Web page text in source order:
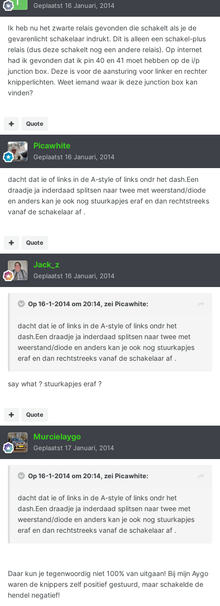
Geplaatst 16 Januari, 2014
Ik heb nu het zwarte relais gevonden die schakelt als je de
gevarenlicht schakelaar indrukt. Dit is alleen een schakel-plus
relais (dus deze schakelt nog een andere relais). Op internet
had ik gevonden dat ik pin 40 en 41 moet hebben op de i/p
junction box. Deze is voor de aansturing voor linker en rechter
knipperlichten. Weet iemand waar ik deze junction box kan
vinden?
Quote
Picawhite
Geplaatst 16 Januari, 2014
dacht dat ie of links in de A-style of links ondr het dash.Een
draadje ja inderdaad splitsen naar twee met weerstand/diode
en anders kan je ook nog stuurkapjes eraf en dan rechtstreeks
vanaf de schakelaar af .
Quote
Jack_z
Geplaatst 16 Januari, 2014
Op 16-1-2014 om 20:14, zei Picawhite:
dacht dat ie of links in de A-style of links ondr het
dash.Een draadje ja inderdaad splitsen naar twee met
weerstand/diode en anders kan je ook nog stuurkapjes
eraf en dan rechtstreeks vanaf de schakelaar af .
say what ? stuurkapjes eraf ?
Quote
Murcielaygo
Geplaatst 17 Januari, 2014
Op 16-1-2014 om 20:14, zei Picawhite:
dacht dat ie of links in de A-style of links ondr het
dash.Een draadje ja inderdaad splitsen naar twee met
weerstand/diode en anders kan je ook nog stuurkapjes
eraf en dan rechtstreeks vanaf de schakelaar af .
Daar kun je tegenwoordig niet 100% van uitgaan! Bij mijn Aygo
waren de knippers zelf positief gestuurd, maar schakelde de
hendel negatief!